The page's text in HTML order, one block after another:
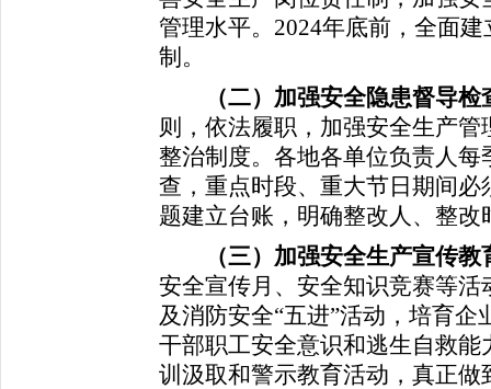
管理水平。2024年底前，全面
制。
（二）加强安全隐患督导检
则，依法履职，加强安全生产
整治制度。各地各单位负责人
查，重点时段、重大节日期间
题建立台账，明确整改人、整
（三）加强安全生产宣传教
安全宣传月、安全知识竞赛等
及消防安全“五进”活动，培育
干部职工安全意识和逃生自救
训汲取和警示教育活动，真正